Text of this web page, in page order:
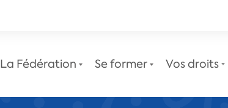
La Fédération Se former Vos droits